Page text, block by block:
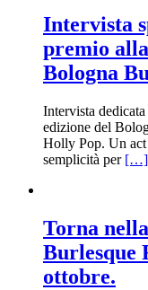
Intervista
premio
Bologna
Intervista
edizione del
Holly Pop. Un act
semplicità per […]
Torna
Burlesque
ottobre.